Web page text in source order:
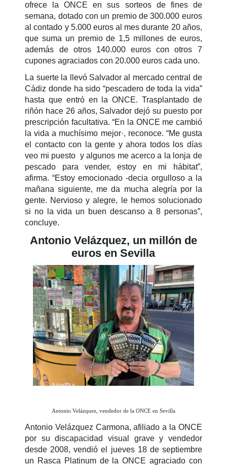
ofrece la ONCE en sus sorteos de fines de
semana, dotado con un premio de 300.000 euros
al contado y 5.000 euros al mes durante 20 años,
que suma un premio de 1,5 millones de euros,
además de otros 140.000 euros con otros 7
cupones agraciados con 20.000 euros cada uno.
La suerte la llevó Salvador al mercado central de
Cádiz donde ha sido “pescadero de toda la vida”
hasta que entró en la ONCE. Trasplantado de
riñón hace 26 años, Salvador dejó su puesto por
prescripción facultativa. “En la ONCE me cambió
la vida a muchísimo mejor·, reconoce. “Me gusta
el contacto con la gente y ahora todos los días
veo mi puesto y algunos me acerco a la lonja de
pescado para vender, estoy en mi hábitat”,
afirma. “Estoy emocionado -decia orgulloso a la
mañana siguiente, me da mucha alegría por la
gente. Nervioso y alegre, le hemos solucionado
si no la vida un buen descanso a 8 personas”,
concluye.
Antonio Velázquez, un millón de
euros en Sevilla
Antonio Velázquez, vendedor de la ONCE en Sevilla
Antonio Velázquez Carmona, afiliado a la ONCE
por su discapacidad visual grave y vendedor
desde 2008, vendió el jueves 18 de septiembre
un Rasca Platinum de la ONCE agraciado con